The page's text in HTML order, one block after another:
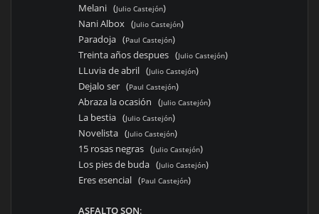
Melani (Julio Castejón)
Nani Albox (Julio Castejón)
Paradoja (Paul Castejón)
Treinta años despues (Julio Castejón)
LLuvia de abril (Julio Castejón)
Dejalo ser (Paul Castejón)
Abraza la ocasión (Julio Castejón)
La bestia (Julio Castejón)
Novelista (Julio Castejón)
15 rosas negras (Julio Castejón)
Los pies de buda (Julio Castejón)
Eres esencial (Paul Castejón)
ASFALTO SON: